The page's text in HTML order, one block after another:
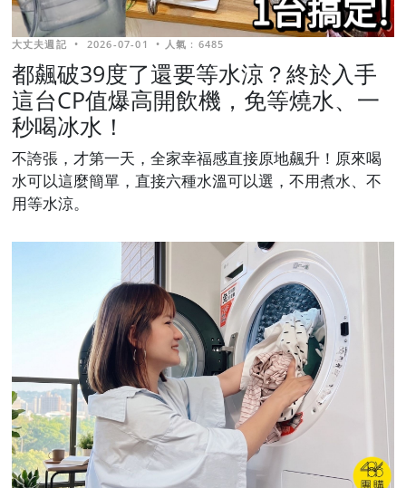
大丈夫週記 • 2026-07-01 • 人氣 : 6485
都飆破39度了還要等水涼？終於入手
這台CP值爆高開飲機，免等燒水、一
秒喝冰水！
不誇張，才第一天，全家幸福感直接原地飆升！原來喝
水可以這麼簡單，直接六種水溫可以選，不用煮水、不
用等水涼。